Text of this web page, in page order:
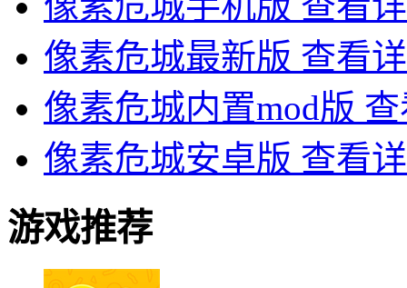
像素危城最新版 查看
像素危城内置mod版
像素危城安卓版 查看
游戏推荐